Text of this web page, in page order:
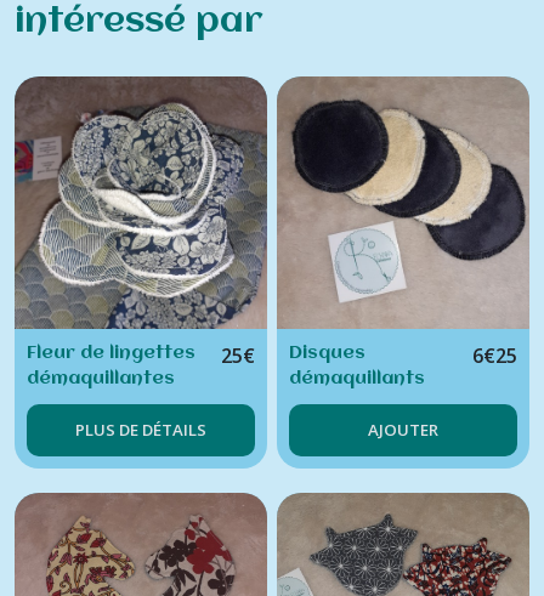
intéressé par
Fleur de lingettes
démaquillantes
fleurs bleues et
arabesques et
son pochon
25€
PLUS DE DÉTAILS
Disques
démaquillants
douceur (lot de
6€25
AJOUTER